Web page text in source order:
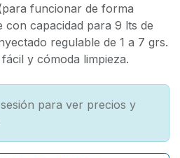
funcionar de forma
con capacidad para 9 lts de
regulable de 1 a 7 grs.
y cómoda limpieza.
para ver precios y